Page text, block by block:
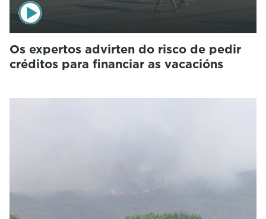
Os expertos advirten do risco de pedir
créditos para financiar as vacacións